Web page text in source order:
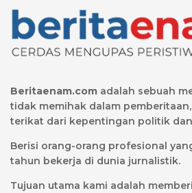
Beritaenam.com adalah sebuah
tidak memihak dalam
terikat dari kepentingan politik
Berisi orang-orang profesional
tahun bekerja di dunia jurnalistik.
Tujuan utama kami adalah